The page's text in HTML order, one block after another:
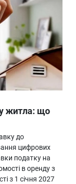
житла: що
до
цифрових
податку на
в оренду з
з 1 січня 2027